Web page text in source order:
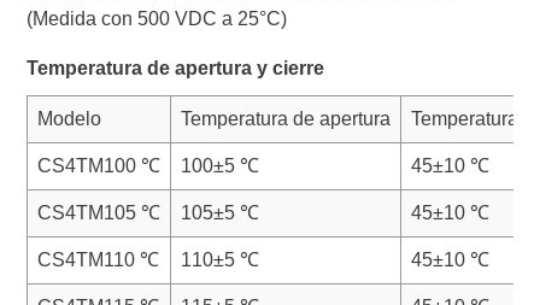
(Medida con 500 VDC a 25°C)
Temperatura de apertura y cierre
Modelo Temperatura de apertura Temperatura
CS4TM100 ℃ 100±5 ℃ 45±10 ℃
CS4TM105 ℃ 105±5 ℃ 45±10 ℃
CS4TM110 ℃ 110±5 ℃ 45±10 ℃